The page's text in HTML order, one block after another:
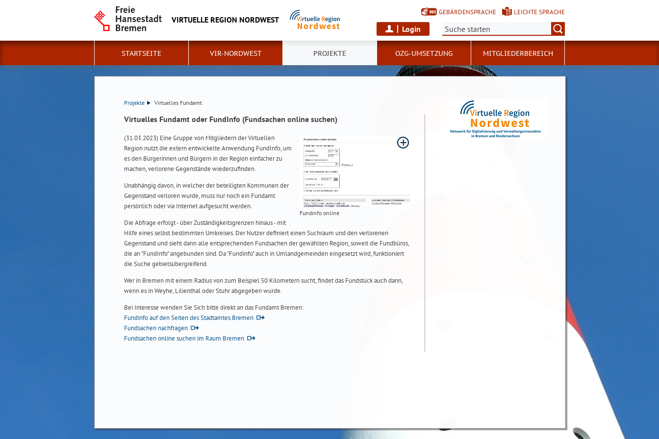
VIRTUELLE REGION NORDWEST
GEBÄRDENSPRACHE LEICHTE SPRACHE
Login Suche:
STARTSEITE VIR-NORDWEST PROJEKTE OZG-UMSETZUNG MITGLIEDERBEREICH
Projekte Virtuelles Fundamt
Virtuelles Fundamt oder FundInfo (Fundsachen online suchen)
Fundinfo online
(31.03.2023) Eine Gruppe von Mitgliedern der Virtuellen
Region nutzt die extern entwickelte Anwendung FundInfo, um
es den Bürgerinnen und Bürgern in der Region einfacher zu
machen, verlorene Gegenstände wiederzufinden.
Unabhängig davon, in welcher der beteiligten Kommunen der
Gegenstand verloren wurde, muss nur noch ein Fundamt
persönlich oder via Internet aufgesucht werden.
Die Abfrage erfolgt - über Zuständigkeitsgrenzen hinaus - mit
Hilfe eines selbst bestimmten Umkreises. Der Nutzer definiert einen Suchraum und den verlorenen
Gegenstand und sieht dann alle entsprechenden Fundsachen der gewählten Region, soweit die Fundbüros,
die an "FundInfo" angebunden sind. Da "Fundinfo" auch in Umlandgemeinden eingesetzt wird, funktioniert
die Suche gebietsübergreifend.
Wer in Bremen mit einem Radius von zum Beispiel 50 Kilometern sucht, findet das Fundstück auch dann,
wenn es in Weyhe, Lilienthal oder Stuhr abgegeben wurde.
Bei Interesse wenden Sie Sich bitte direkt an das Fundamt Bremen:
Fundinfo auf den Seiten des Stadtamtes Bremen
Fundsachen nachfragen
Fundsachen online suchen im Raum Bremen